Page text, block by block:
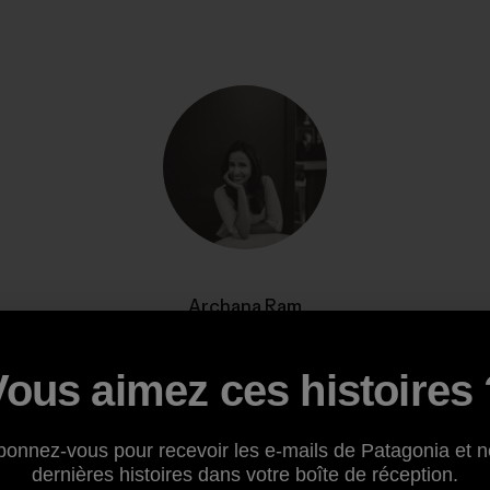
Archana Ram
responsible business. Tell your dog she says hi.
aimez ces histoires
vous pour recevoir les e-mails de Patagonia et
dernières histoires dans votre boîte de réception.